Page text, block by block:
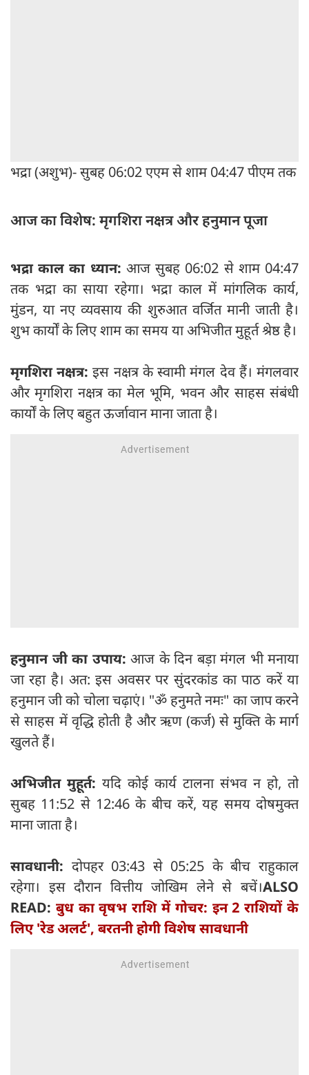
भद्रा (अशुभ)- सुबह 06:02 एएम से शाम 04:47 पीएम तक
आज का विशेष: मृगशिरा नक्षत्र और हनुमान पूजा
भद्रा काल का ध्यान: आज सुबह 06:02 से शाम 04:47
तक भद्रा का साया रहेगा। भद्रा काल में मांगलिक कार्य,
मुंडन, या नए व्यवसाय की शुरुआत वर्जित मानी जाती है।
शुभ कार्यों के लिए शाम का समय या अभिजीत मुहूर्त श्रेष्ठ है।
मृगशिरा नक्षत्र: इस नक्षत्र के स्वामी मंगल देव हैं। मंगलवार
और मृगशिरा नक्षत्र का मेल भूमि, भवन और साहस संबंधी
कार्यों के लिए बहुत ऊर्जावान माना जाता है।
हनुमान जी का उपाय: आज के दिन बड़ा मंगल भी मनाया
जा रहा है। अत: इस अवसर पर सुंदरकांड का पाठ करें या
हनुमान जी को चोला चढ़ाएं। "ॐ हनुमते नमः" का जाप करने
से साहस में वृद्धि होती है और ऋण (कर्ज) से मुक्ति के मार्ग
खुलते हैं।
अभिजीत मुहूर्त: यदि कोई कार्य टालना संभव न हो, तो
सुबह 11:52 से 12:46 के बीच करें, यह समय दोषमुक्त
माना जाता है।
सावधानी: दोपहर 03:43 से 05:25 के बीच राहुकाल
रहेगा। इस दौरान वित्तीय जोखिम लेने से बचें।ALSO
READ: बुध का वृषभ राशि में गोचर: इन 2 राशियों के
लिए 'रेड अलर्ट', बरतनी होगी विशेष सावधानी